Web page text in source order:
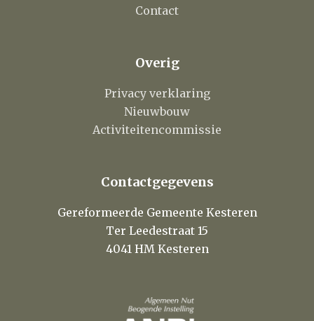
Contact
Overig
Privacy verklaring
Nieuwbouw
Activiteitencommissie
Contactgegevens
Gereformeerde Gemeente Kesteren
Ter Leedestraat 15
4041 HM Kesteren